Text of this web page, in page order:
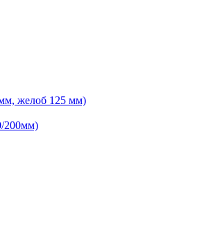
мм, желоб 125 мм)
200мм)